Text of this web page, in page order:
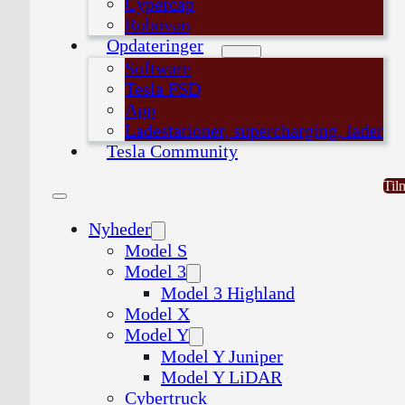
Robovan
Opdateringer
Software
Tesla FSD
App
Ladestationer, supercharging, lader
Tesla Community
Nyheder
Model S
Model 3
Model 3 Highland
Model X
Model Y
Model Y Juniper
Model Y LiDAR
Cybertruck